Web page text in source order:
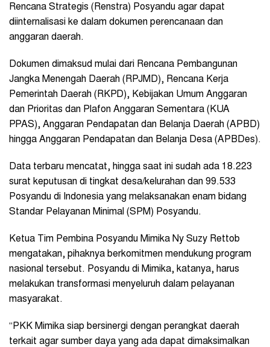
Rencana Strategis (Renstra) Posyandu agar dapat
diinternalisasi ke dalam dokumen perencanaan dan
anggaran daerah.
Dokumen dimaksud mulai dari Rencana Pembangunan
Jangka Menengah Daerah (RPJMD), Rencana Kerja
Pemerintah Daerah (RKPD), Kebijakan Umum Anggaran
dan Prioritas dan Plafon Anggaran Sementara (KUA
PPAS), Anggaran Pendapatan dan Belanja Daerah (APBD)
hingga Anggaran Pendapatan dan Belanja Desa (APBDes).
Data terbaru mencatat, hingga saat ini sudah ada 18.223
surat keputusan di tingkat desa/kelurahan dan 99.533
Posyandu di Indonesia yang melaksanakan enam bidang
Standar Pelayanan Minimal (SPM) Posyandu.
Ketua Tim Pembina Posyandu Mimika Ny Suzy Rettob
mengatakan, pihaknya berkomitmen mendukung program
nasional tersebut. Posyandu di Mimika, katanya, harus
melakukan transformasi menyeluruh dalam pelayanan
masyarakat.
“PKK Mimika siap bersinergi dengan perangkat daerah
terkait agar sumber daya yang ada dapat dimaksimalkan